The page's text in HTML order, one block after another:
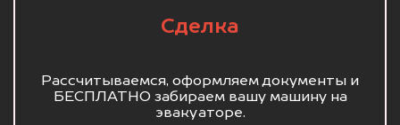
Сделка
Рассчитываемся, оформляем документы и
БЕСПЛАТНО забираем вашу машину на
эвакуаторе.